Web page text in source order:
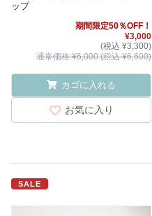
ップ
期間限定50％OFF！
¥3,000
(税込 ¥3,300)
通常価格 ¥6,000 (税込 ¥6,600)
カゴに入れる
お気に入り
SALE